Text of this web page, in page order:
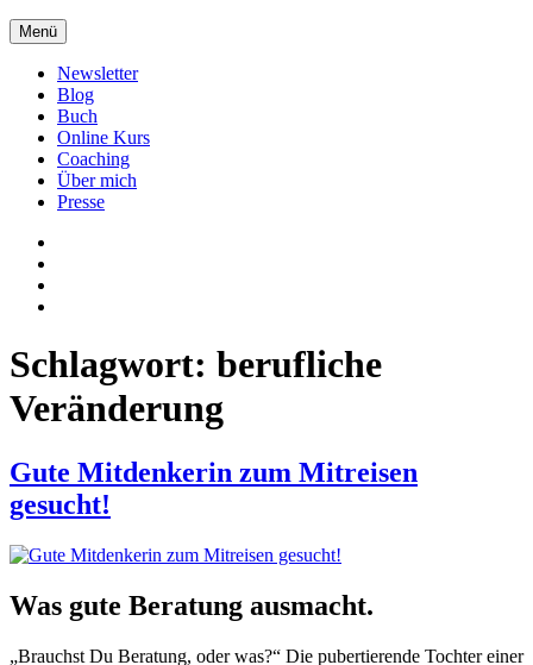
Zum
Inhalt
springen
Menü
Newsletter
Blog
Buch
Online Kurs
Coaching
Über mich
Presse
Schlagwort: berufliche
Veränderung
Gute Mitdenkerin zum Mitreisen
gesucht!
Was gute Beratung ausmacht.
„Brauchst Du Beratung, oder was?“ Die pubertierende Tochter einer